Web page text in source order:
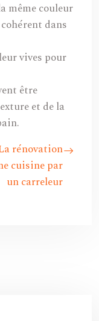
même couleur
dans
vives pour
être
et de la
rénovation
cuisine par
un carreleur